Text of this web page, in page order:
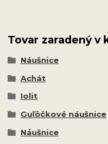
Tovar zaradený v
Náušnice
Achát
Iolit
Guľôčkové náušnice
Náušnice